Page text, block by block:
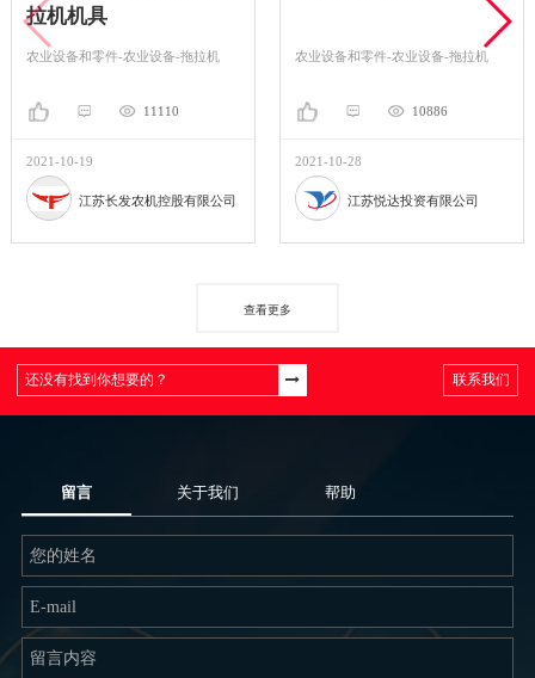
拉机机具
农业设备和零件-农业设备-拖拉机
11110
2021-10-19
江苏长发农机控股有限公司
农业设备和零件-农业设备-拖拉机
10886
2021-10-28
江苏悦达投资有限公司
查看更多
联系我们
留言 关于我们 帮助